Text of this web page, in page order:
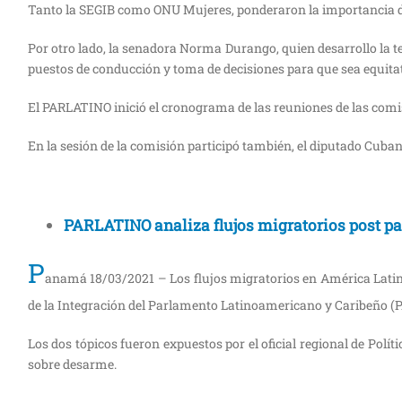
Tanto la SEGIB como ONUMujeres, ponderaron la importancia
Por otro lado, la senadora Norma Durango, quien desarrollo la
puestos de conducción y toma de decisiones para que sea
El PARLATINO inició el cronograma de las reuniones de las
En la sesión de la comisión participó también, el diputado
PARLATINO analiza flujos migratorios post
Panamá 18/03/2021 – Los flujos migratorios en América
de la Integración del Parlamento Latinoamericano y Caribeño
Los dos tópicos fueron expuestos por el oficial regional de
sobre desarme.